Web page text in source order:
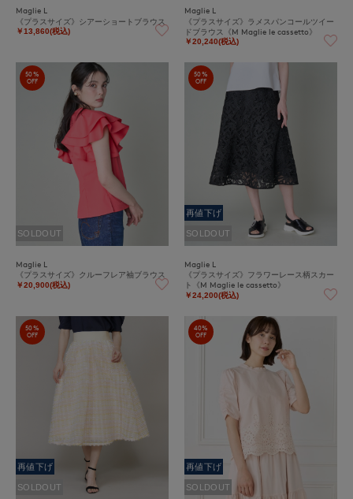
Maglie L
《プラスサイズ》シアーショートブラウス
￥13,860(税込)
Maglie L
《プラスサイズ》ラメスパンコールツイー
ドブラウス《M Maglie le cassetto》
￥20,240(税込)
50%
OFF
SOLDOUT
Maglie L
《プラスサイズ》クルーフレア袖ブラウス
￥20,900(税込)
50%
OFF
再値下げ
SOLDOUT
Maglie L
《プラスサイズ》フラワーレース柄スカー
ト《M Maglie le cassetto》
￥24,200(税込)
50%
OFF
再値下げ
SOLDOUT
40%
OFF
再値下げ
SOLDOUT